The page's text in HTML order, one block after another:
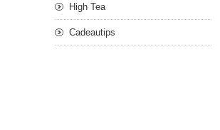
High Tea
Cadeautips